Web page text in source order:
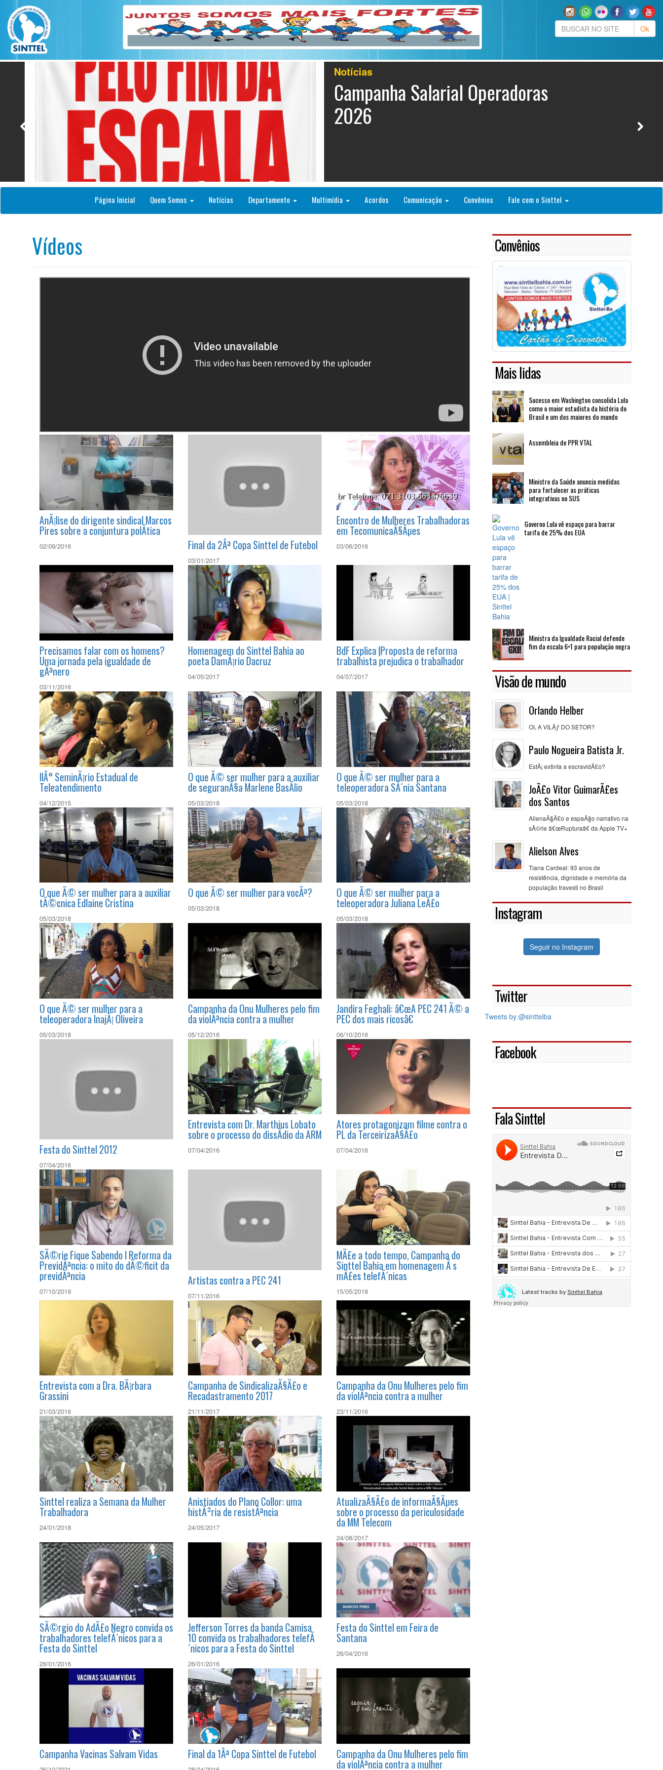
SaÃºde
Fim da escala 6×1 traz
esperança à categoria de
mental
Página Inicial Quem Somos Notícias Departamento Multimídia Acordos Comunicação Convênios Fale com o Sinttel
Vídeos
AnÃ¡lise do dirigente sindical Marcos
Pires sobre a conjuntura polÃ­tica
Final da 2Âª Copa Sinttel de Futebol
03/01/2017
Encontro de Mulheres Trabalhadoras
em TecomunicaÃ§Ãµes
Precisamos falar com os homens?
Uma jornada pela igualdade de
gÃªnero
03/11/2016
Homenagem do Sinttel Bahia ao
poeta DamÃ¡rio Dacruz
04/05/2017
BdF Explica |Proposta de reforma
trabalhista prejudica o trabalhador
04/07/2017
IIÂ° SeminÃ¡rio Estadual de
Teleatendimento
04/12/2015
O que Ã© ser mulher para a auxiliar
de seguranÃ§a Marlene BasÃ­lio
05/03/2018
O que Ã© ser mulher para a
teleoperadora SÃ´nia Santana
05/03/2018
O que Ã© ser mulher para a auxiliar
tÃ©cnica Edlaine Cristina
05/03/2018
O que Ã© ser mulher para vocÃª?
05/03/2018
O que Ã© ser mulher para a
teleoperadora Juliana LeÃ£o
O que Ã© ser mulher para a
teleoperadora InajÃ¡ Oliveira
Campanha da Onu Mulheres pelo fim
da violÃªncia contra a mulher
Jandira Feghali: â€œA PEC 241 Ã© a
PEC dos mais ricosâ€
06/10/2016
Festa do Sinttel 2012
07/04/2016
Entrevista com Dr. Marthius Lobato
sobre o processo do dissÃ­dio da ARM
Atores protagonizam filme contra o
PL da TerceirizaÃ§Ã£o
SÃ©rie Fique Sabendo l Reforma da
PrevidÃªncia: o mito do dÃ©ficit da
previdÃªncia Artistas contra a PEC 241
07/11/2016
MÃ£e a todo tempo, Campanha do
Sinttel Bahia em homenagem Ã s
mÃ£es telefÃ´nicas
15/05/2018
Entrevista com a Dra. BÃ¡rbara
Grassini
21/03/2016
Campanha de SindicalizaÃ§Ã£o e
Recadastramento 2017
21/11/2017
Campanha da Onu Mulheres pelo fim
da violÃªncia contra a mulher
23/11/2016
Sinttel realiza a Semana da Mulher
Trabalhadora
24/01/2018
Anistiados do Plano Collor: uma
histÃ³ria de resistÃªncia
24/05/2017
AtualizaÃ§Ã£o de informaÃ§Ãµes
sobre o processo da periculosidade
da MM Telecom
24/08/2017
SÃ©rgio do AdÃ£o Negro convida os
trabalhadores telefÃ´nicos para a
Festa do Sinttel
Jefferson Torres da banda Camisa
10 convida os trabalhadores telefÃ
´nicos para a Festa do Sinttel
26/01/2016
Festa do Sinttel em Feira de
Santana
26/04/2016
Convênios
Mais lidas
Sucesso em Washington consolida Lula
Ministro da Saúde anuncia medidas
Visão de mundo
Orlando Helber
Paulo Nogueira Batista Jr.
EstÃ¡ extinta a escravidÃ£o?
JoÃ£o Vitor GuimarÃ£es
dos Santos
Alielson Alves
Tiana Cardeal: 93 anos de
resistência, dignidade e memória da
população travesti no Brasil
Twitter
Fala Sinttel